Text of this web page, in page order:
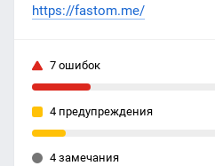
https://fastom.me/
7 ошибок
4 предупреждения
4 замечания